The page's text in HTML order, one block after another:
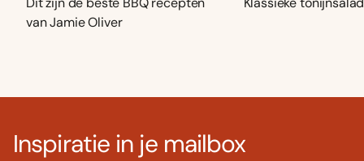
van Jamie Oliver
Inspiratie in je mailbox